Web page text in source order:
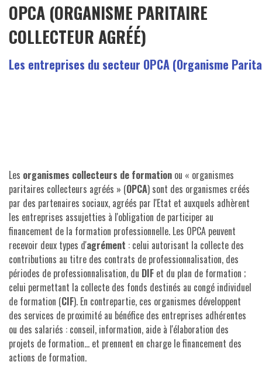
OPCA (ORGANISME PARITAIRE
COLLECTEUR AGRÉÉ)
Les entreprises du secteur OPCA (Organisme
Les organismes collecteurs de formation ou « organismes
paritaires collecteurs agréés » (OPCA) sont des organismes créés
par des partenaires sociaux, agréés par l'Etat et auxquels adhèrent
les entreprises assujetties à l'obligation de participer au
financement de la formation professionnelle. Les OPCA peuvent
recevoir deux types d'agrément : celui autorisant la collecte des
contributions au titre des contrats de professionnalisation, des
périodes de professionnalisation, du DIF et du plan de formation ;
celui permettant la collecte des fonds destinés au congé individuel
de formation (CIF). En contrepartie, ces organismes développent
des services de proximité au bénéfice des entreprises adhérentes
ou des salariés : conseil, information, aide à l'élaboration des
projets de formation... et prennent en charge le financement des
actions de formation.